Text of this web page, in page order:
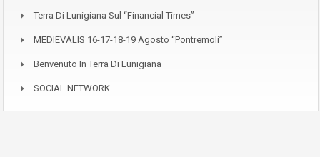
Terra Di Lunigiana Sul “Financial Times”
MEDIEVALIS 16-17-18-19 Agosto “Pontremoli”
Benvenuto In Terra Di Lunigiana
SOCIAL NETWORK